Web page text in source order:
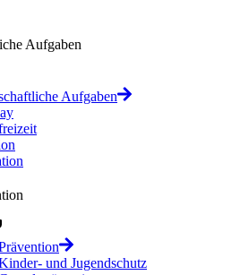
Aufgaben
Aufgaben
und Jugendschutz